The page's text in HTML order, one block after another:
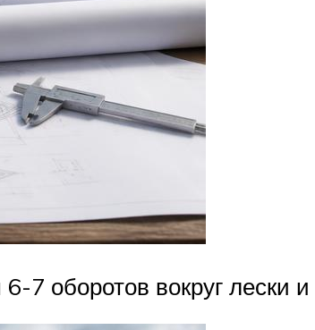
оборотов вокруг лески и